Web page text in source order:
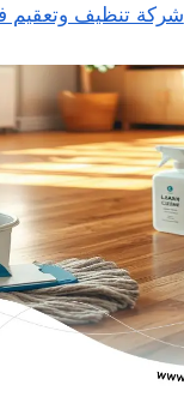
شركة تنظيف وتعقيم